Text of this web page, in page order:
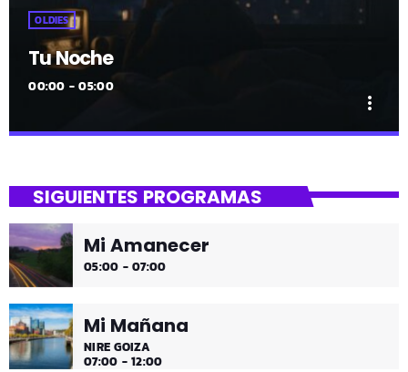
OLDIES
Tu Noche
00:00 - 05:00
more_vert
gure gaua
Desconecta y disfruta cada madrugada de la música
más tranquila.
SIGUIENTES PROGRAMAS
Mi Amanecer
05:00 - 07:00
Mi Mañana
NIRE GOIZA
07:00 - 12:00